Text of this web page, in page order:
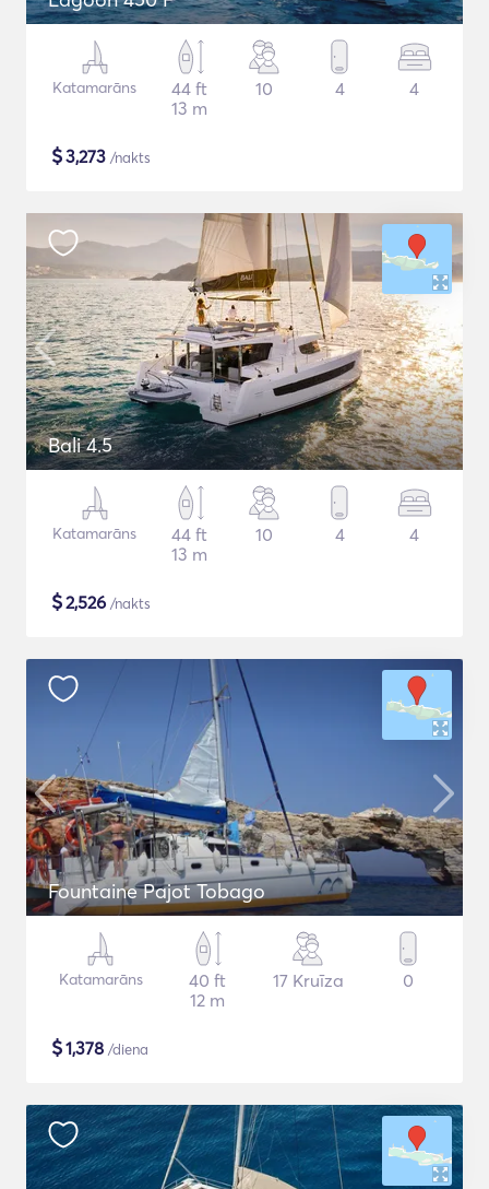
Katamarāns
44 ft
13 m
10 4 4
$3,273 /nakts
Bali 4.5
Katamarāns
44 ft
13 m
10 4 4
$2,526 /nakts
Fountaine Pajot Tobago
Katamarāns
40 ft
12 m
17 Kruīza 0
$1,378 /diena